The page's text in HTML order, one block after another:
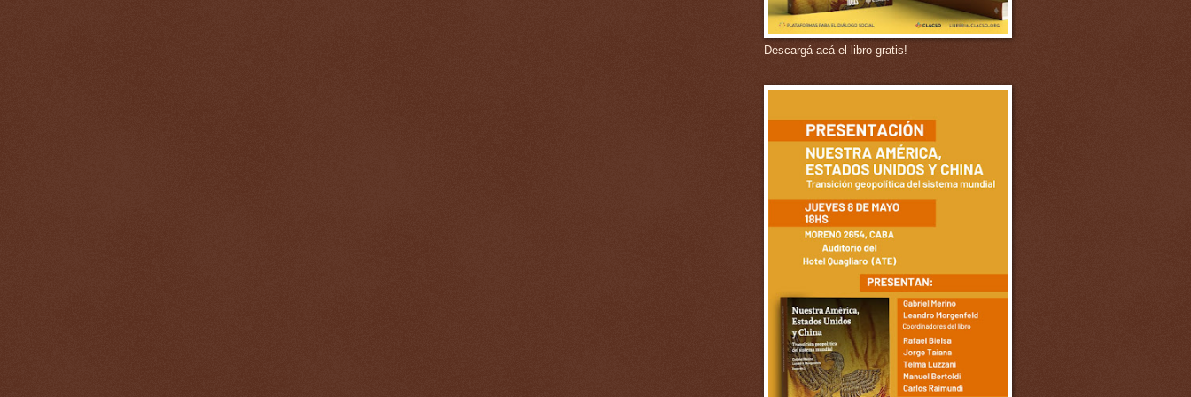
Descargá acá el libro gratis!